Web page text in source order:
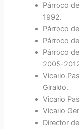
Párroco
1992.
Párroco
Párroco
Párroco
2005-
Vicario
Giraldo.
Vicario
Vicario
Director